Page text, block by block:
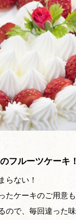
フルーツケーキ！
らない！
ケーキのご用意も
で、毎回違った